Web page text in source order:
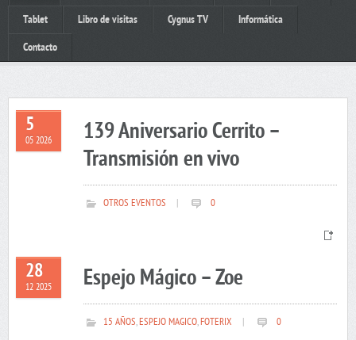
Tablet Libro de visitas Cygnus TV Informática
Contacto
5
05 2026
139 Aniversario Cerrito –
Transmisión en vivo
OTROS EVENTOS 0
28
12 2025 Espejo Mágico – Zoe
15 AÑOS,ESPEJO MAGICO,FOTERIX 0